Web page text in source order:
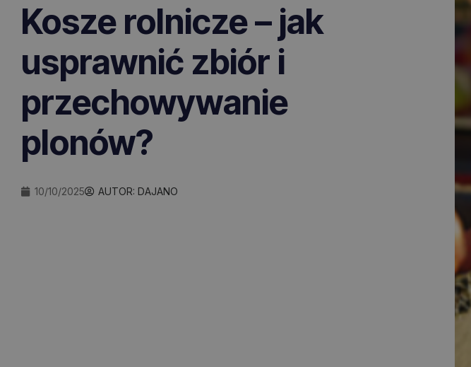
Kosze rolnicze – jak
usprawnić zbiór i
przechowywanie
plonów?
10/10/2025 AUTOR: DAJANO